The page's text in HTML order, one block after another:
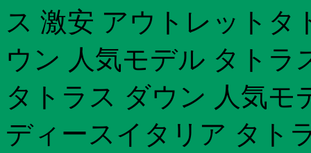
ス 激安 アウトレットタ
ウン 人気モデル タトラ
タトラス ダウン 人気モ
ディースイタリア タト